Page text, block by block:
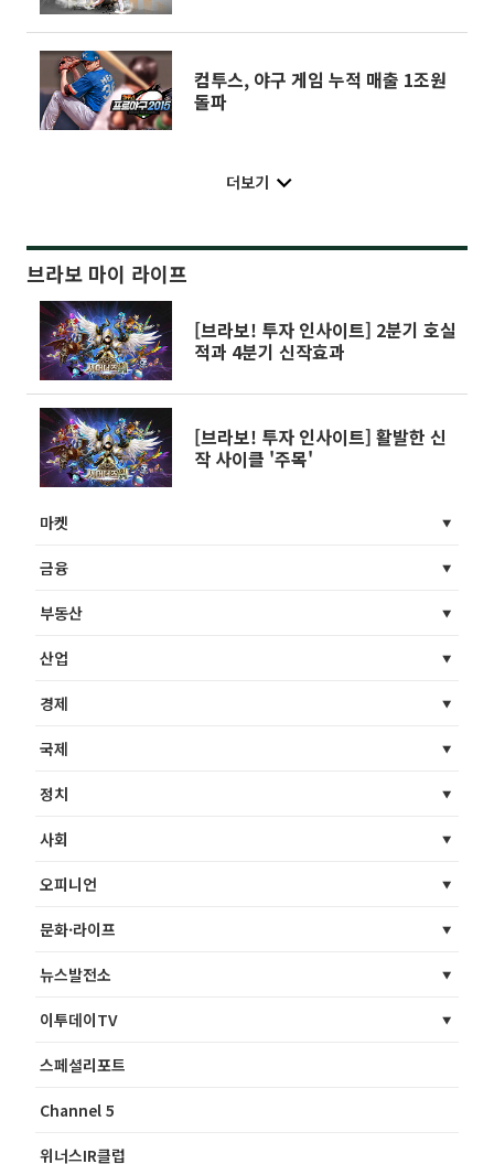
컴투스, 야구 게임 누적 매출 1조원
돌파
더보기
브라보 마이 라이프
[브라보! 투자 인사이트] 2분기 호실
적과 4분기 신작효과
[브라보! 투자 인사이트] 활발한 신
작 사이클 '주목'
마켓
금융
부동산
산업
경제
국제
정치
사회
오피니언
문화·라이프
뉴스발전소
이투데이TV
스페셜리포트
Channel 5
위너스IR클럽